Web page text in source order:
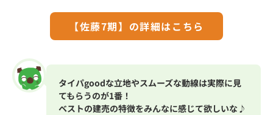
【佐藤7期】の詳細はこちら
タイパgoodな立地やスムーズな動線は実際に見
てもらうのが1番！
ベストの建売の特徴をみんなに感じて欲しいな ♪